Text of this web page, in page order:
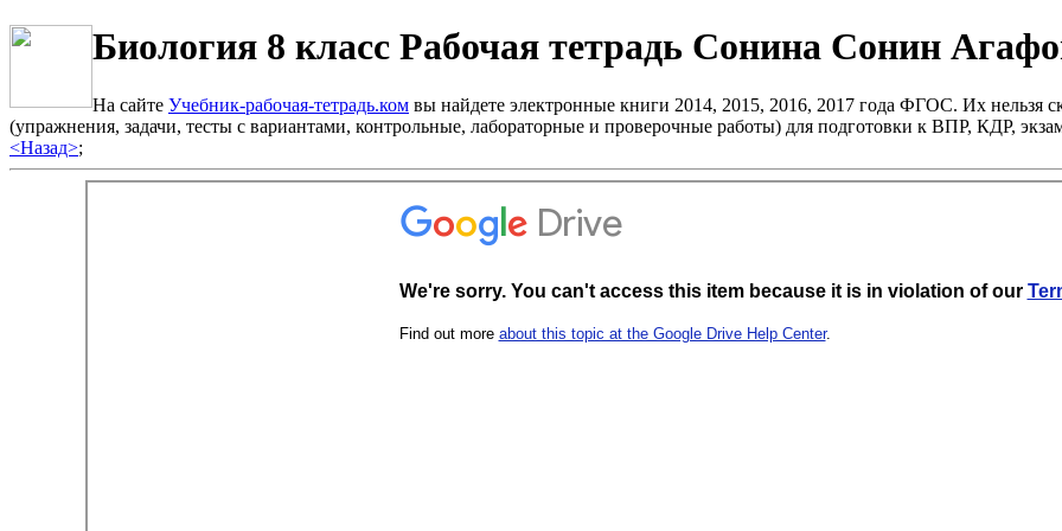
Биология 8 класс Рабочая тетрадь Сонина Сонин
На сайте Учебник-рабочая-тетрадь.ком вы найдете электронные книги 2014, 2015, 2016, 2017 года ФГОС. Их нельзя
(упражнения, задачи, тесты с вариантами, контрольные, лабораторные и проверочные работы) для подготовки к ВПР, КДР,
<Назад>;